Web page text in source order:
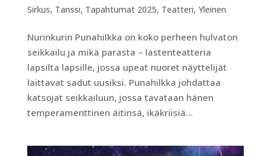
Sirkus, Tanssi, Tapahtumat 2025, Teatteri, Yleinen
Nurinkurin Punahilkka on koko perheen hulvaton
seikkailu ja mikä parasta – lastenteatteria
lapsilta lapsille, jossa upeat nuoret näyttelijät
laittavat sadut uusiksi. Punahilkka johdattaa
katsojat seikkailuun, jossa tavataan hänen
temperamenttinen äitinsä, ikäkriisiä...